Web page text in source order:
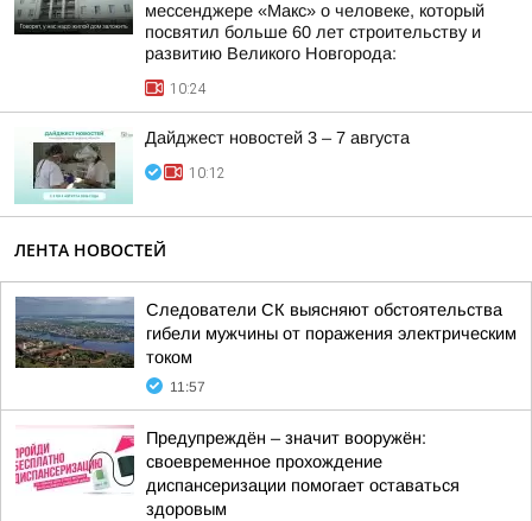
мессенджере «Макс» о человеке, который
посвятил больше 60 лет строительству и
развитию Великого Новгорода:
10:24
Дайджест новостей 3 – 7 августа
10:12
ЛЕНТА НОВОСТЕЙ
Следователи СК выясняют обстоятельства
гибели мужчины от поражения электрическим
током
11:57
Предупреждён – значит вооружён:
своевременное прохождение
диспансеризации помогает оставаться
здоровым